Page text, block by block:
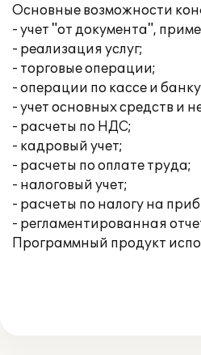
Основные возможности
- учет "от документа",
- реализация услуг;
- торговые операции;
- операции по кассе и
- учет основных средств и
- расчеты по НДС;
- кадровый учет;
- расчеты по оплате труда;
- налоговый учет;
- расчеты по налогу на
- регламентированная
Программный продукт